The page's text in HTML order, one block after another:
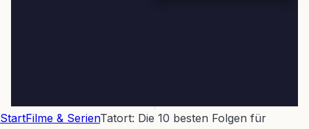
StartFilme & SerienTatort: Die 10 besten Folgen für